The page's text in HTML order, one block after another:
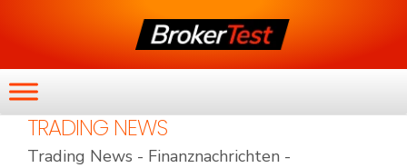
TRADING NEWS
Trading News - Finanznachrichten -